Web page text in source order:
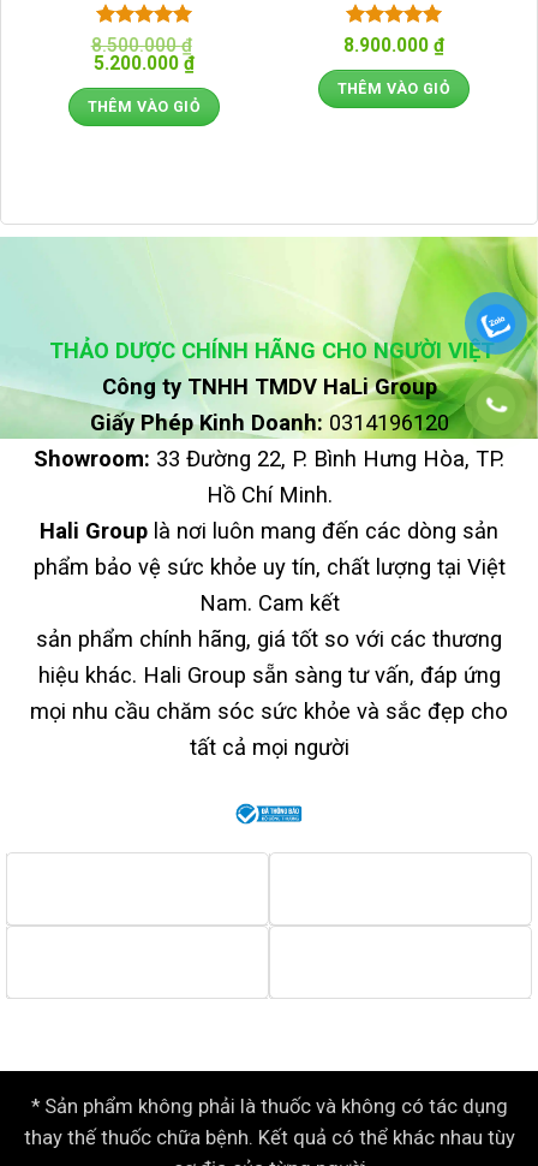
Được xếp
hạng 55
8.500.000₫
Giá
là:
8.500.000 ₫.
5.200.000 ₫Giá
tại
là:
THÊM VÀO GIỎ
Được xếp
sao
8.900.000 ₫
THÊM VÀO GIỎ
THẢO DƯỢC CHÍNH HÃNG CHO NGƯỜI VIỆT
Công ty TNHH TMDV HaLi Group
Giấy Phép Kinh Doanh: 0314196120
Showroom: 33 Đường 22, P. Bình Hưng Hòa, TP.
Hồ Chí Minh.
Hali Group là nơi luôn mang đến các dòng sản
phẩm bảo vệ sức khỏe uy tín, chất lượng tại Việt
Nam. Cam kết
sản phẩm chính hãng, giá tốt so với các thương
hiệu khác. Hali Group sẵn sàng tư vấn, đáp ứng
mọi nhu cầu chăm sóc sức khỏe và sắc đẹp cho
tất cả mọi người
* Sản phẩm không phải là thuốc và không có tác dụng
thay thế thuốc chữa bệnh. Kết quả có thể khác nhau tùy